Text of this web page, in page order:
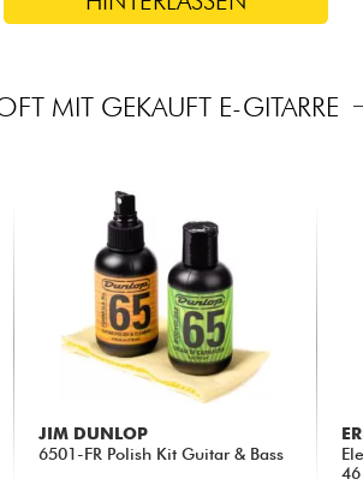
MIT GEKAUFT E-GITARRE
JIM DUNLOP
6501-FR Polish Kit Guitar & Bass
46